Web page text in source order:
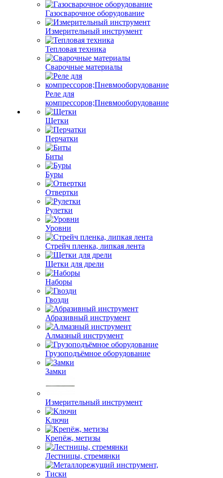
Газосварочное оборудование
Измерительный инструмент
Тепловая техника
Сварочные материалы
Реле для
компрессоров;Пневмооборудование
Щетки
Перчатки
Биты
Буры
Отвертки
Рулетки
Уровни
Стрейч пленка, липкая лента
Щетки для дрели
Наборы
Гвозди
Абразивный инструмент
Алмазный инструмент
Грузоподъёмное оборудование
Замки
Измерительный инструмент
Ключи
Крепёж, метизы
Лестницы, стремянки